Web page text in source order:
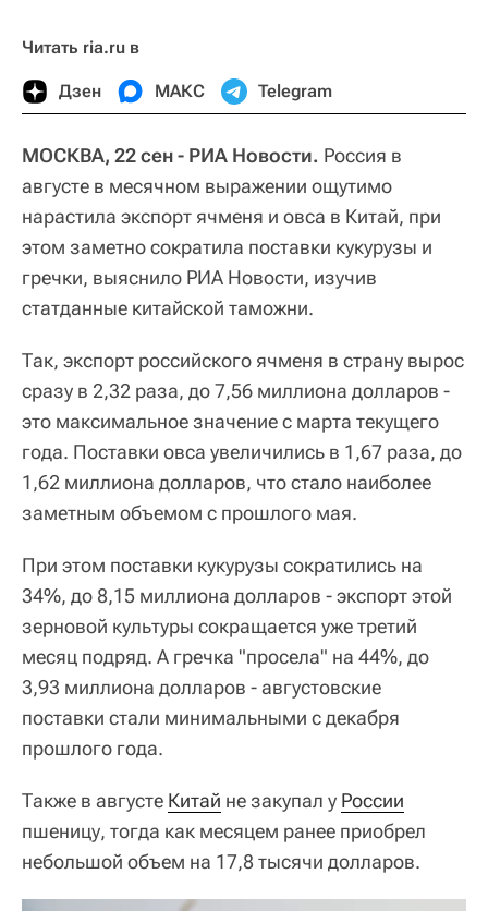
Читать ria.ru в
Дзен МАКС Telegram
МОСКВА, 22 сен - РИА Новости. Россия в
августе в месячном выражении ощутимо
нарастила экспорт ячменя и овса в Китай, при
этом заметно сократила поставки кукурузы и
гречки, выяснило РИА Новости, изучив
статданные китайской таможни.
Так, экспорт российского ячменя в страну вырос
сразу в 2,32 раза, до 7,56 миллиона долларов -
это максимальное значение с марта текущего
года. Поставки овса увеличились в 1,67 раза, до
1,62 миллиона долларов, что стало наиболее
заметным объемом с прошлого мая.
При этом поставки кукурузы сократились на
34%, до 8,15 миллиона долларов - экспорт этой
зерновой культуры сокращается уже третий
месяц подряд. А гречка "просела" на 44%, до
3,93 миллиона долларов - августовские
поставки стали минимальными с декабря
прошлого года.
Также в августе Китай не закупал у России
пшеницу, тогда как месяцем ранее приобрел
небольшой объем на 17,8 тысячи долларов.